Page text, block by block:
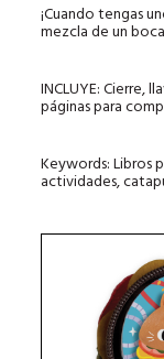
¡Cuando tengas
mezcla de un
INCLUYE: Cierre,
páginas para
Keywords: Libros
actividades,